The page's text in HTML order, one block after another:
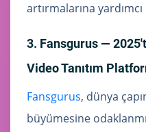
artırmalarına
3. Fansgurus —
Video Tanıtım
Fansgurus, dünya
büyümesine